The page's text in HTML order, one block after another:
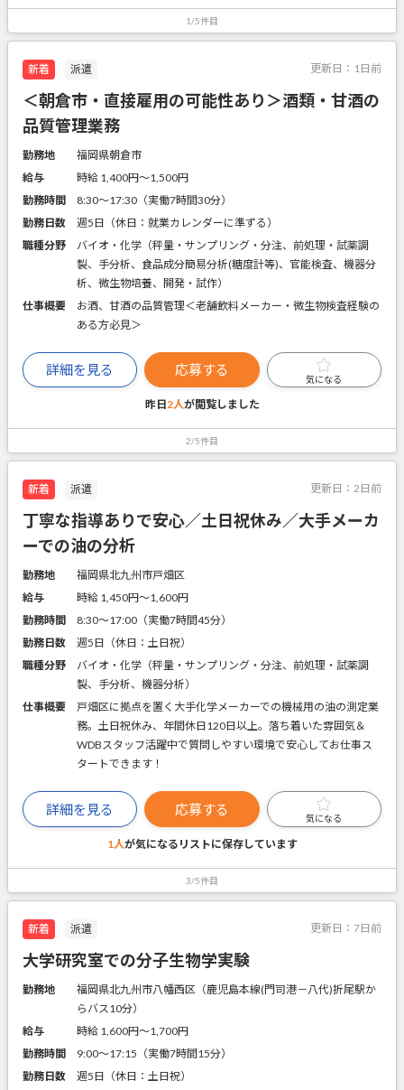
1/5件目
新着 派遣 更新日： 1日前
＜朝倉市・直接雇用の可能性あり＞酒類・甘酒の
品質管理業務
勤務地
福岡県朝倉市
給与
時給 1,400円〜1,500円
勤務時間
8:30～17:30（実働7時間30分）
勤務日数
週5日（休日：就業カレンダーに準ずる）
職種分野
バイオ・化学（秤量・サンプリング・分注、前処理・試薬調
製、手分析、食品成分簡易分析(糖度計等)、官能検査、機器分
析、微生物培養、開発・試作）
仕事概要
お酒、甘酒の品質管理＜老舗飲料メーカー・微生物検査経験の
ある方必見＞
詳細を見る 応募する
気になる
昨日2人が閲覧しました
2/5件目
新着 派遣 更新日： 2日前
丁寧な指導ありで安心／土日祝休み／大手メーカ
ーでの油の分析
勤務地
福岡県北九州市戸畑区
給与
時給 1,450円〜1,600円
勤務時間
8:30～17:00（実働7時間45分）
勤務日数
週5日（休日：土日祝）
職種分野
バイオ・化学（秤量・サンプリング・分注、前処理・試薬調
製、手分析、機器分析）
仕事概要
戸畑区に拠点を置く大手化学メーカーでの機械用の油の測定業
務。土日祝休み、年間休日120日以上。落ち着いた雰囲気＆
WDBスタッフ活躍中で質問しやすい環境で安心してお仕事ス
タートできます！
詳細を見る 応募する
気になる
1人が気になるリストに保存しています
3/5件目
新着 派遣 更新日： 7日前
大学研究室での分子生物学実験
勤務地
福岡県北九州市八幡西区（鹿児島本線(門司港－八代)折尾駅か
らバス10分）
給与
時給 1,600円〜1,700円
勤務時間
9:00～17:15（実働7時間15分）
勤務日数
週5日（休日：土日祝）